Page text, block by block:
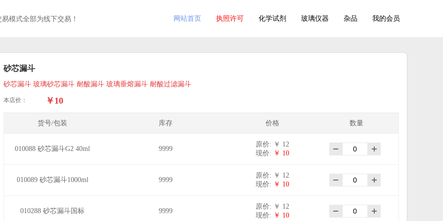
模式全部为线下交易！ 网站首页 执照许可 化学试剂 玻璃仪器 杂品 我的会员
砂芯漏斗
砂芯漏斗 玻璃砂芯漏斗 耐酸漏斗 玻璃垂熔漏斗 耐酸过滤漏斗
本店价： ￥10
货号/包装 库存 价格 数量
010088 砂芯漏斗G2 40ml 9999
原价: ￥ 12
现价: ￥ 10
010089 砂芯漏斗1000ml 9999
原价: ￥ 12
现价: ￥ 10
010288 砂芯漏斗国标 9999
原价: ￥ 12
现价: ￥ 10